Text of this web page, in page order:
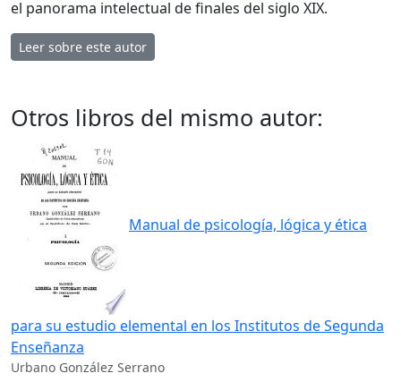
el panorama intelectual de finales del siglo XIX.
Leer sobre este autor
Otros libros del mismo autor:
Manual de psicología, lógica y ética
para su estudio elemental en los Institutos de Segunda
Enseñanza
Urbano González Serrano